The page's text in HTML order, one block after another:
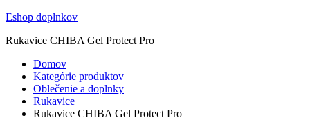
Eshop doplnkov
Rukavice CHIBA Gel Protect Pro
Domov
Kategórie produktov
Oblečenie a doplnky
Rukavice
Rukavice CHIBA Gel Protect Pro